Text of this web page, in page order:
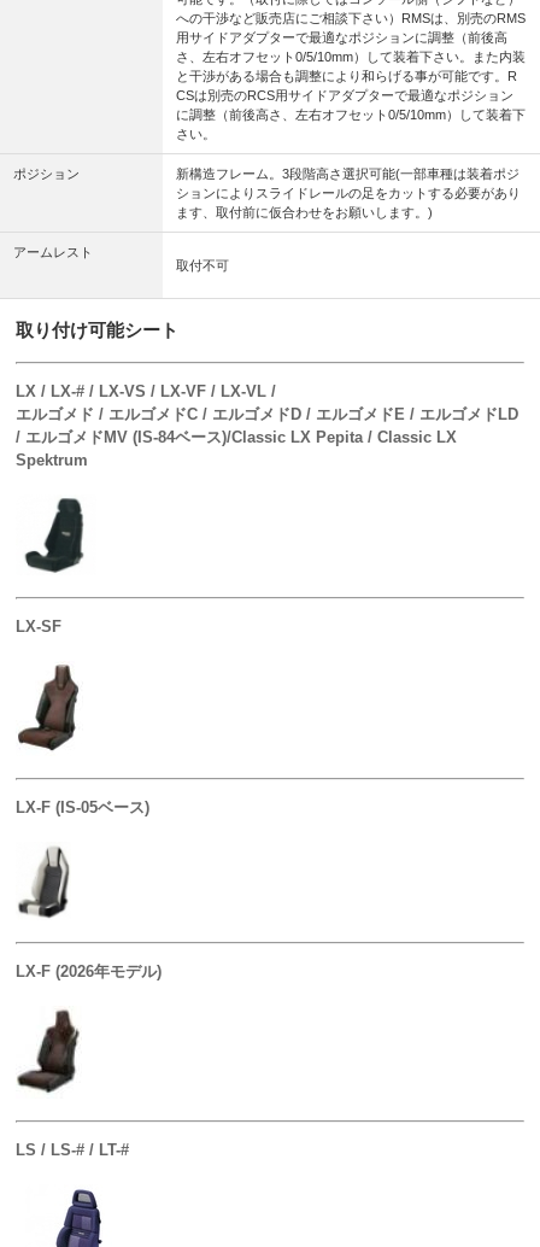
への干渉など販売店にご相談下さい）RMSは、別売のRMS
用サイドアダプターで最適なポジションに調整（前後高
さ、左右オフセット0/5/10mm）して装着下さい。また内装
と干渉がある場合も調整により和らげる事が可能です。R
CSは別売のRCS用サイドアダプターで最適なポジション
に調整（前後高さ、左右オフセット0/5/10mm）して装着下
さい。
ポジション
新構造フレーム。3段階高さ選択可能(一部車種は装着ポジ
ションによりスライドレールの足をカットする必要があり
ます、取付前に仮合わせをお願いします。)
アームレスト
取付不可
取り付け可能シート
LX / LX-# / LX-VS / LX-VF / LX-VL /
エルゴメド / エルゴメドC / エルゴメドD / エルゴメドE / エルゴメドLD
/ エルゴメドMV (IS-84ベース)/Classic LX Pepita / Classic LX
Spektrum
LX-SF
LX-F (IS-05ベース)
LX-F (2026年モデル)
LS / LS-# / LT-#